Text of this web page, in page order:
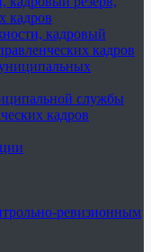
кадров
кадровый
кадров
службы
кадров
ревизионным